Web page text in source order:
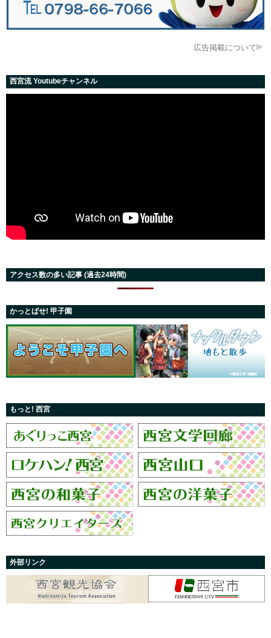
広告掲載について
西宮流 Youtubeチャンネル
アクセス数の多い記事 (過去24時間)
かっとばせ! 甲子園
もっと! 西宮
外部リンク